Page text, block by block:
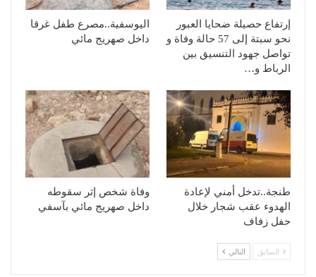
إرتفاع حصيلة ضحايا العبور
نحو سبتة إلى 57 حالة وفاة و
تواصل جهود التنسيق بين
الرباط و…
اليوسفية..مصرع طفل غرقا
داخل صهريج مائي
طنجة..تدخل أمني لإعادة
الهدوء عقب شجار خلال
حفل زفاف
وفاة شخص إثر سقوطه
داخل صهريج مائي بآسفي
السابق التالي